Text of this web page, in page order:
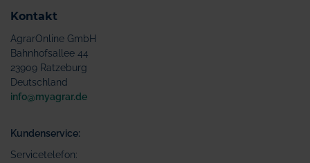
Kontakt
AgrarOnline GmbH
Bahnhofsallee 44
23909 Ratzeburg
Deutschland
info@myagrar.de
Kundenservice:
Servicetelefon: